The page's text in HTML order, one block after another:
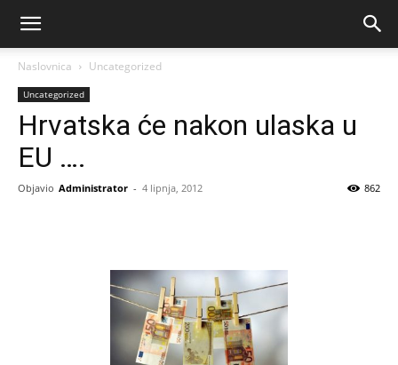
Naslovnica Uncategorized
Uncategorized
Hrvatska će nakon ulaska u
EU ….
Objavio Administrator - 4 lipnja, 2012 862